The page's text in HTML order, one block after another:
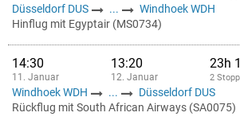
Düsseldorf DUS ...
Windhoek WDH
Hinflug mit Egyptair (MS0734)
14:30
11. Januar
13:20
12. Januar
23h
2
Windhoek WDH ...
Düsseldorf DUS
Rückflug mit South African Airways (SA0075)